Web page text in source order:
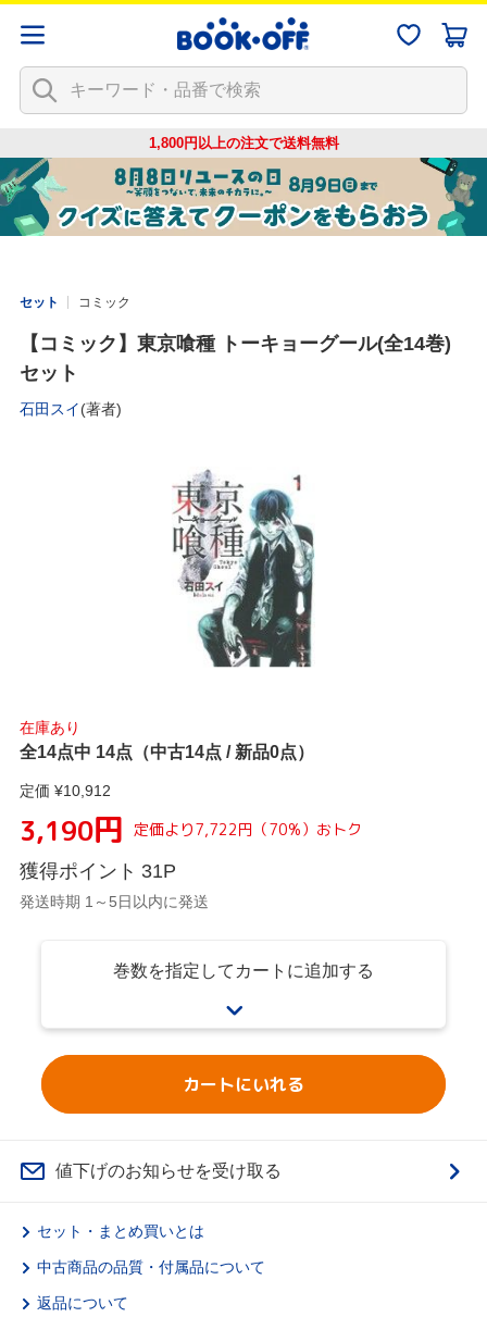
1,800円以上の注文で送料無料
セット コミック
【コミック】東京喰種 トーキョーグール(全14巻)
セット
石田スイ(著者)
在庫あり
全14点中 14点（中古14点 / 新品0点）
定価 ¥10,912
3,190円 定価より7,722円 （70%） おトク
獲得ポイント 31P
発送時期 1～5日以内に発送
巻数を指定してカートに追加する
カートにいれる
値下げのお知らせを受け取る
セット・まとめ買いとは
中古商品の品質・付属品について
返品について